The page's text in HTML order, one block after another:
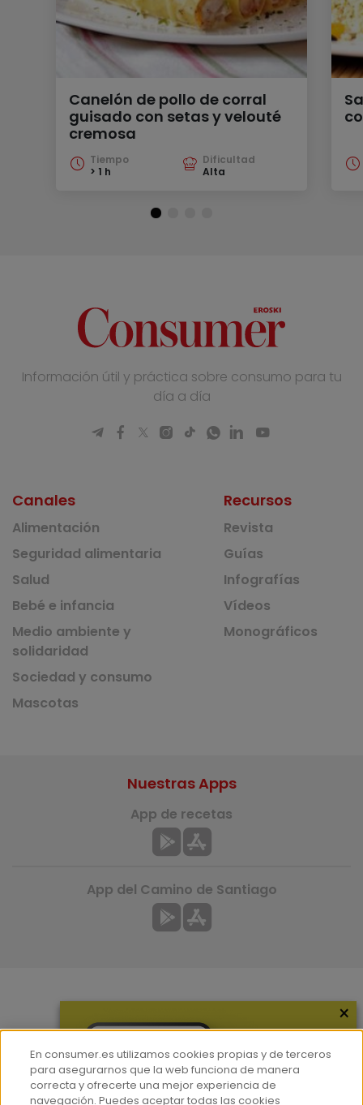
Canelón de pollo de corral
guisado con setas y velouté
cremosa
Tiempo
> 1 h
Dificultad
Alta
Información útil y práctica sobre consumo para tu
día a día
Canales
Alimentación
Seguridad alimentaria
Salud
Bebé e infancia
Medio ambiente y
solidaridad
Sociedad y consumo
Mascotas
Recursos
Revista
Guías
Infografías
Vídeos
Monográficos
Hemeroteca
Contacto
Nuestras Apps
App de recetas
App del Camino de Santiago
×
En consumer.es utilizamos cookies propias y de terceros
para asegurarnos que la web funciona de manera
correcta y ofrecerte una mejor experiencia de
navegación. Puedes aceptar todas las cookies